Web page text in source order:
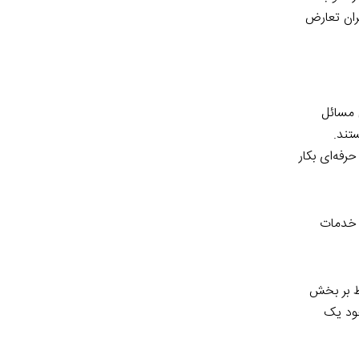
تعارض
مسائل
بکار
خدمات
بر بخش
یک